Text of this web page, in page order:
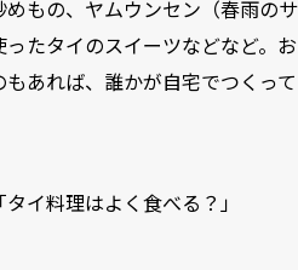
もの、ヤムウンセン（春雨のサ
たタイのスイーツなどなど。お
あれば、誰かが自宅でつくって
イ料理はよく食べる？」